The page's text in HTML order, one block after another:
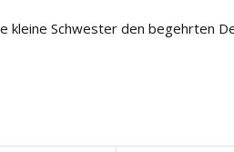
kleine Schwester den begehrten